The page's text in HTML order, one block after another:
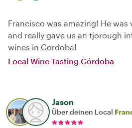
Francisco was amazing! He
and really gave us an tjorough
wines in Cordoba!
Local Wine Tasting Córdoba
Jason
Über deinen Local